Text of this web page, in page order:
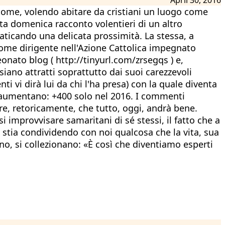
volendo abitare da cristiani un luogo come
domenica racconto volentieri di un altro
una delicata prossimità. La stessa, a
dirigente nell'Azione Cattolica impegnato
blog ( http://tinyurl.com/zrsegqs ) e,
attratti soprattutto dai suoi carezzevoli
vi dirà lui da chi l'ha presa) con la quale diventa
+400 solo nel 2016. I commenti
retoricamente, che tutto, oggi, andrà bene.
improvvisare samaritani di sé stessi, il fatto che a
condividendo con noi qualcosa che la vita, sua
si collezionano: «È così che diventiamo esperti